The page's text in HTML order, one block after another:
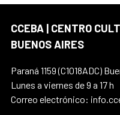
CCEBA | CENTRO
BUENOS AIRES
Paraná 1159 (C1018ADC)
Lunes a viernes de 9 a 17 h
Correo electrónico: